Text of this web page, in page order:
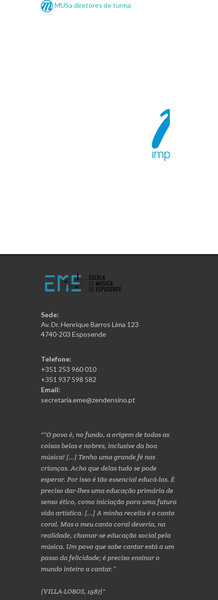
MUSa diretores de turma
Sede:
Av. Dr. Henrique Barros Lima 123
4740-203 Esposende
Telefone:
+351 253 960 010
+351 937 598 582
Email:
secretaria.eme@zendensino.pt
“O povo é, no fundo, a origem de todas as
coisas belas e nobres, inclusive da boa
música! [...] Tenho uma grande fé nas
crianças. Acho que delas tudo se pode
esperar. Por isso é tão essencial educá-las. É
preciso dar-lhes uma educação primária de
senso ético, como iniciação para uma futura
vida artística. [...] A minha receita é o canto
coral. Mas o meu canto coral deveria, na
realidade, chamar-se educação social pela
música. Um povo que sabe cantar está a um
passo da felicidade; é preciso ensinar o
mundo inteiro a cantar.”
(VILLA-LOBOS, 1987)